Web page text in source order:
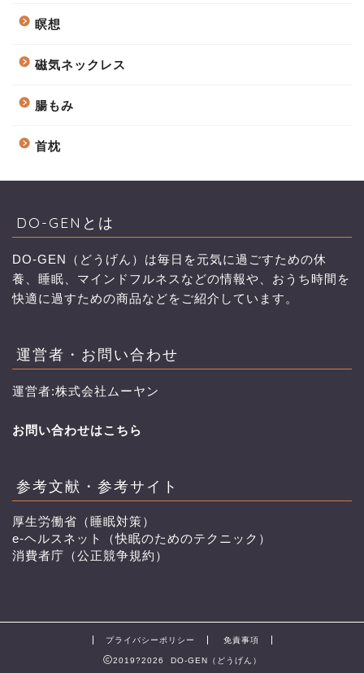
瞑想
磁気ネックレス
腸もみ
首枕
DO-GENとは
DO-GEN（どうげん）は毎日を元気に過ごすための休
養、睡眠、マインドフルネスなどの情報や、おうち時間を
快適に過すための商品などをご紹介しています。
運営者・お問い合わせ
運営者:株式会社ムーヤン
お問い合わせはこちら
参考文献・参考サイト
厚生労働省（睡眠対策）
e-ヘルスネット（快眠のためのテクニック）
消費者庁（公正競争規約）
プライバシーポリシー 免責事項
2019?2026 DO-GEN（どうげん）